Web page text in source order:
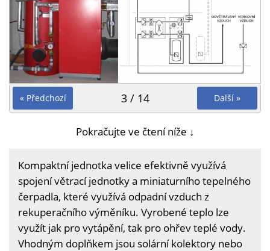
« Předchozí Další »
3 / 14
Pokračujte ve čtení níže ↓
Kompaktní jednotka velice efektivně využívá
spojení větrací jednotky a miniaturního tepelného
čerpadla, které využívá odpadní vzduch z
rekuperačního výměníku. Vyrobené teplo lze
využít jak pro vytápění, tak pro ohřev teplé vody.
Vhodným doplňkem jsou solární kolektory nebo